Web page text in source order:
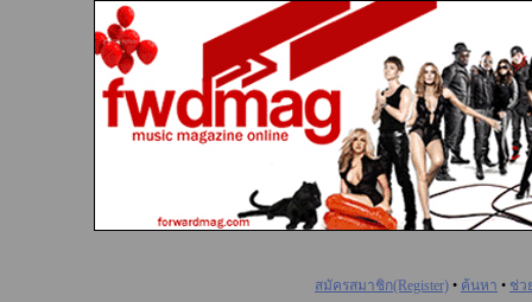
สมัครสมาชิก(Register) • ค้นหา • ช่ว